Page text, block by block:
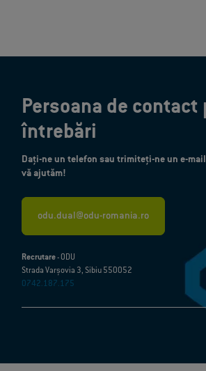
Persoana de contact
întrebări
Dați-ne un telefon sau trimiteți-ne un e-
vă ajutăm!
odu.dual@odu-romania.ro
Recrutare- ODU
Strada Varșovia 3, Sibiu 550052
0742.187.175